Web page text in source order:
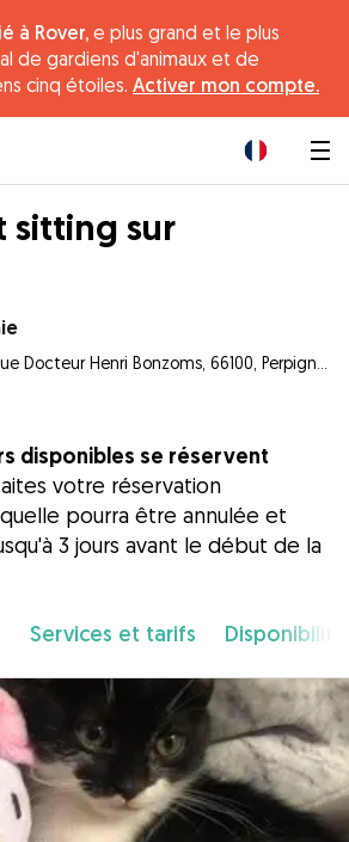
à Rover, e plus grand et le plus
de gardiens d'animaux et de
cinq étoiles. Activer mon compte.
sitting sur
disponibles se réservent
votre réservation
pourra être annulée et
3 jours avant le début de la
Services et tarifs Disponibilité